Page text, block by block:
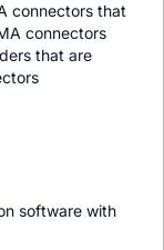
connectors that
connectors
that are
software with